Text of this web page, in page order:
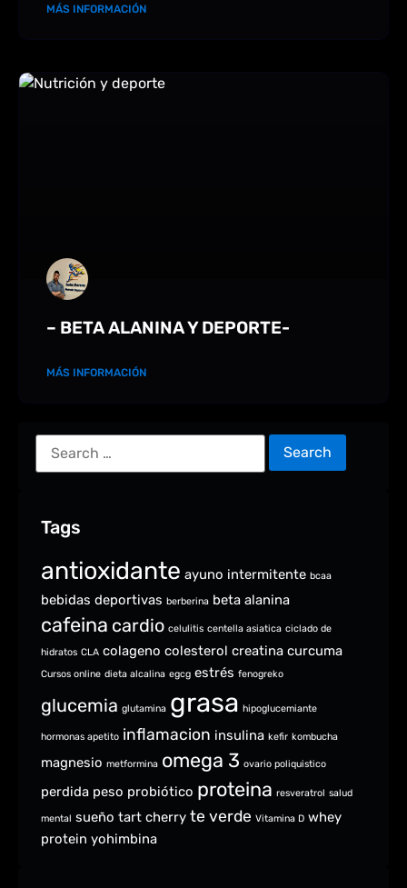
MÁS INFORMACIÓN
– BETA ALANINA Y DEPORTE-
MÁS INFORMACIÓN
Tags
antioxidante ayuno intermitente bcaa
bebidas deportivas berberina beta alanina
cafeina cardio celulitis centella asiatica ciclado de
hidratos CLA colageno colesterol creatina curcuma
Cursos online dieta alcalina egcg estrés fenogreko
glucemia glutamina grasa hipoglucemiante
hormonas apetito inflamacion insulina kefir kombucha
magnesio metformina omega 3 ovario poliquistico
perdida peso probiótico proteina resveratrol salud
mental sueño tart cherry te verde Vitamina D whey
protein yohimbina